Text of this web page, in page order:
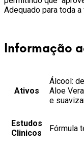
Adequado para toda a
Informação
Ativos
Álcool:
Aloe
e
Estudos
Clinicos
Fórmula